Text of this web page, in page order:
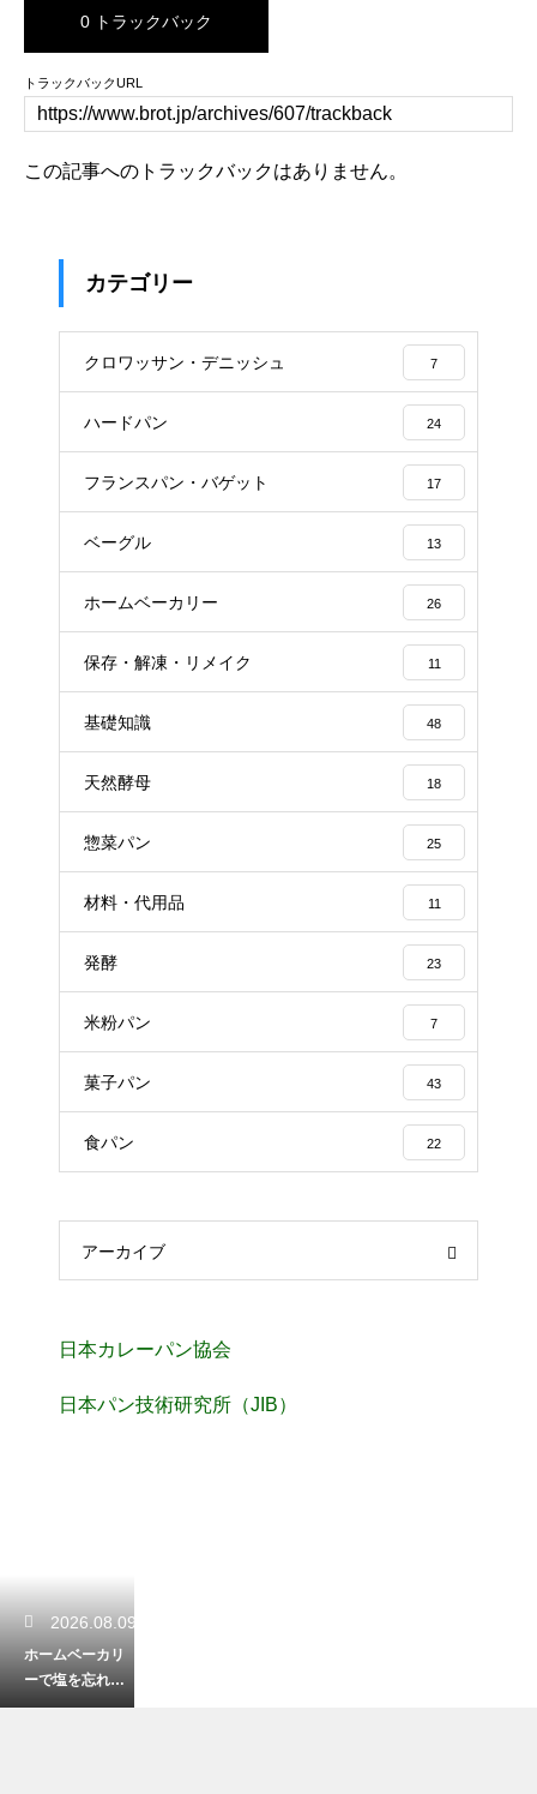
0 トラックバック
トラックバックURL
この記事へのトラックバックはありません。
カテゴリー
クロワッサン・デニッシュ 7
ハードパン 24
フランスパン・バゲット 17
ベーグル 13
ホームベーカリー 26
保存・解凍・リメイク 11
基礎知識 48
天然酵母 18
惣菜パン 25
材料・代用品 11
発酵 23
米粉パン 7
菓子パン 43
食パン 22
アーカイブ
日本カレーパン協会
日本パン技術研究所（JIB）
2026.08.09
ホームベーカリ
ーで塩を忘れた
らどうなる？失